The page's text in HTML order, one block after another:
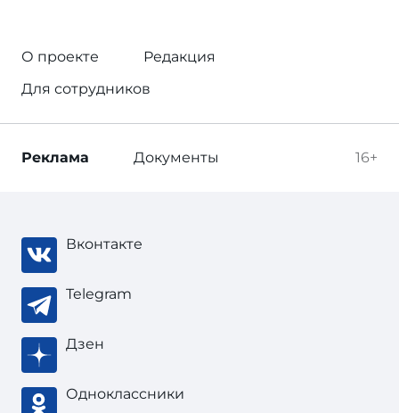
О проекте
Редакция
Для сотрудников
16+
Реклама Документы
Вконтакте
Telegram
Дзен
Одноклассники